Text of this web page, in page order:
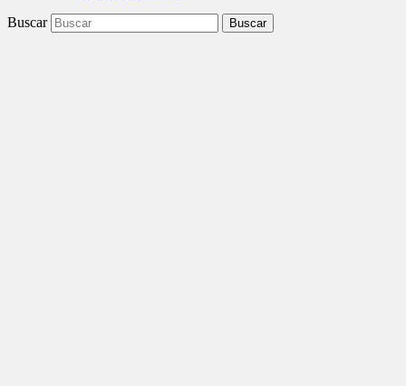
Buscar